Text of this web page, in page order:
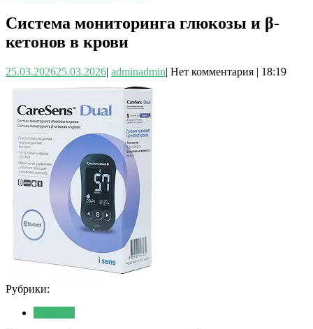
Система мониторинга глюкозы и β-
кетонов в крови
25.03.202625.03.2026| adminadmin| Нет комментария | 18:19
Рубрики: